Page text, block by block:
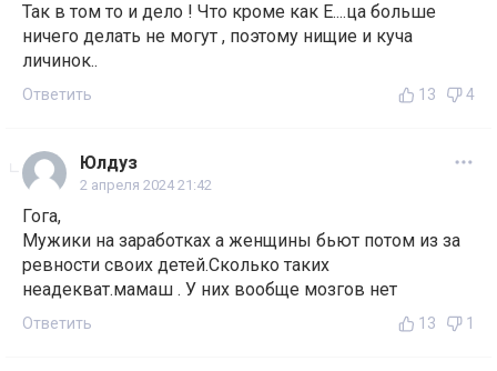
Так в том то и дело ! Что кроме как Е....ца больше
ничего делать не могут , поэтому нищие и куча
личинок..
Ответить 13 4
Юлдуз
2 апреля 2024 21:42
Гога,
Мужики на заработках а женщины бьют потом из за
ревности своих детей.Сколько таких
неадекват.мамаш . У них вообще мозгов нет
Ответить 13 1